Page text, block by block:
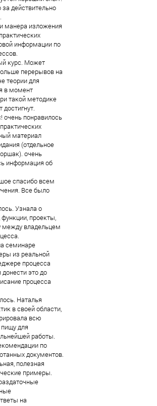
действительно
манера изложения
информации по
курс. Может
перерывов на
теории для
в момент
такой методике
достигнут.
понравилось
материал
(отдельное
очень
информация об
спасибо всем
Все было
Узнала о
проекты,
между владельцем
семинаре
из реальной
процесса
это до
процесса
Наталья
в своей области,
всю
для
работы.
по
документов.
полезная
примеры.
на